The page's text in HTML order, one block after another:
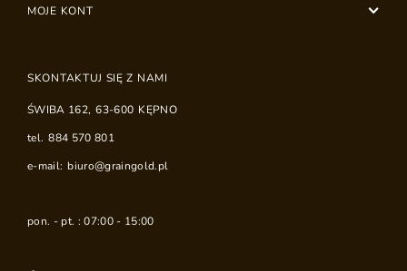
MOJE KONT
SKONTAKTUJ SIĘ Z NAMI
ŚWIBA 162, 63-600 KĘPNO
tel. 884 570 801
e-mail: biuro@graingold.pl
pon. - pt. : 07:00 - 15:00